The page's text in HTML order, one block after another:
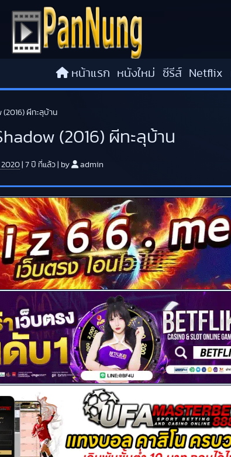
หน้าแรก หนังใหม่ ซีรีส์ Netflix
(2016) ผีทะลุบ้าน
(2016) ผีทะลุบ้าน
2020 7 ปี ที่แล้ว by admin